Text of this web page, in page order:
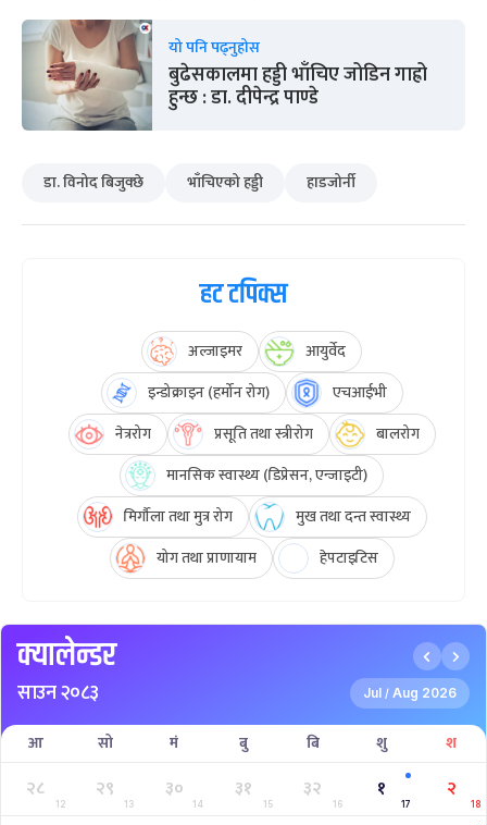
यो पनि पढ्नुहोस
बुढेसकालमा हड्डी भाँचिए जोडिन गाह्रो
हुन्छ : डा. दीपेन्द्र पाण्डे
डा. विनोद बिजुक्छे भाँचिएको हड्डी हाडजोर्नी
हट टपिक्स
अल्जाइमर
आयुर्वेद
इन्डोक्राइन (हर्मोन रोग)
एचआईभी
नेत्ररोग
प्रसूति तथा स्त्रीरोग
बालरोग
मानसिक स्वास्थ्य (डिप्रेसन, एन्जाइटी)
मिर्गौला तथा मुत्र रोग
मुख तथा दन्त स्वास्थ्य
योग तथा प्राणायाम
हेपटाइटिस
क्यालेन्डर
साउन २०८३ Jul / Aug 2026
आ सो मं बु बि शु श
२८
12
२९
13
३०
14
३१
15
३२
16
१
17
२
18